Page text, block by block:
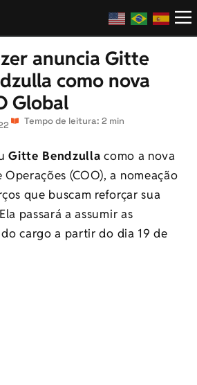
anuncia Gitte
como nova
Global
Tempo de leitura: 2 min
Gitte Bendzulla como a nova
(COO), a nomeação
que buscam reforçar sua
passará a assumir as
cargo a partir do dia 19 de